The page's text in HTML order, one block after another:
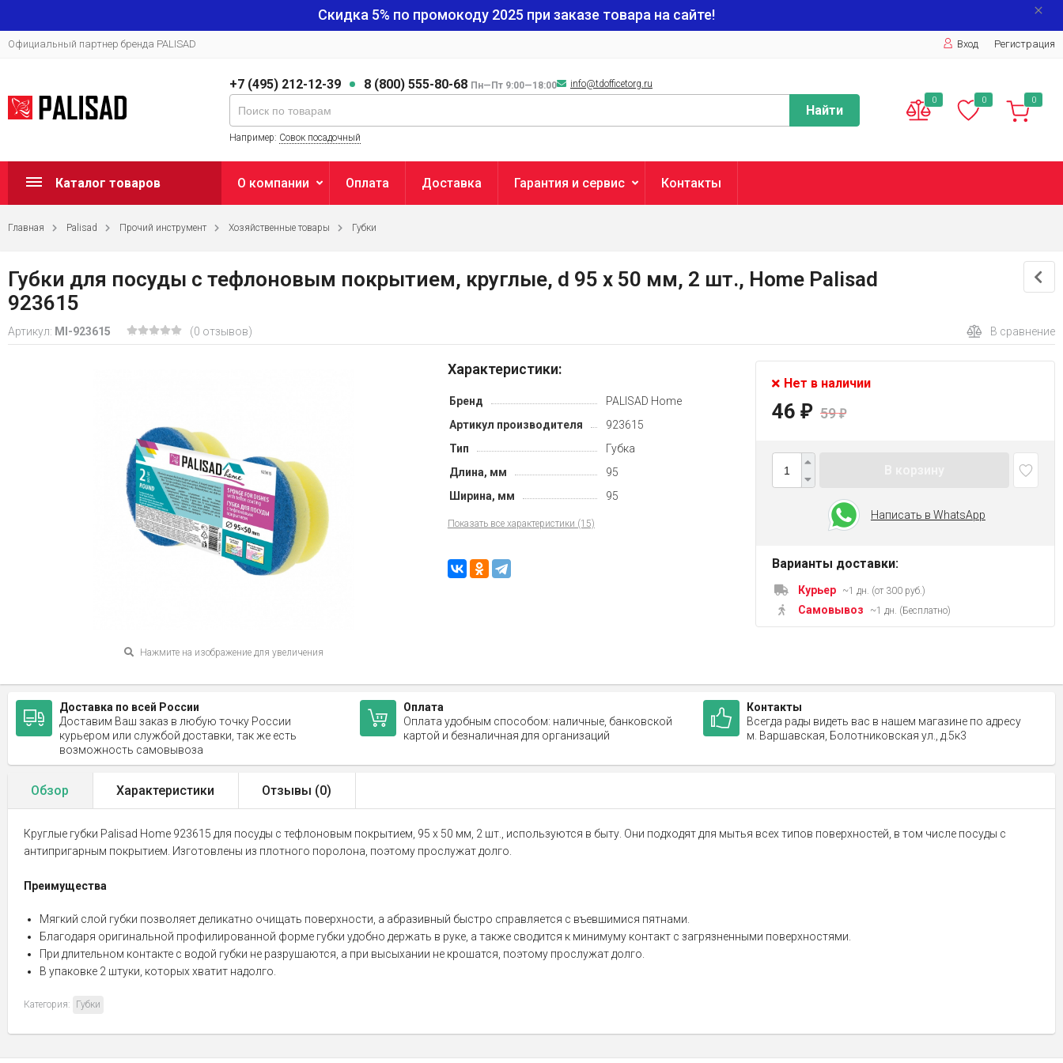
Скидка 5% по промокоду 2025 при заказе товара на сайте!
Официальный партнер бренда PALISAD Вход Регистрация
+7 (495) 212-12-39 8 (800) 555-80-68 Пн—Пт 9:00—18:00 info@tdofficetorg.ru
Найти
Например: Совок посадочный
0 0 0
Каталог товаров О компании Оплата Доставка Гарантия и сервис Контакты
Главная Palisad Прочий инструмент Хозяйственные товары Губки
Губки для посуды c тефлоновым покрытием, круглые, d 95 x 50 мм, 2 шт., Home Palisad
923615
Артикул: MI-923615 (0 отзывов) В сравнение
Нажмите на изображение для увеличения
Характеристики:
Бренд
PALISAD Home
Артикул производителя
923615
Тип
Губка
Длина, мм
95
Ширина, мм
95
Показать все характеристики (15)
Нет в наличии
46 ₽ 59₽
Написать в WhatsApp
Варианты доставки:
Курьер ~1 дн. (от 300 руб.)
Самовывоз ~1 дн. (Бесплатно)
Доставка по всей России
Доставим Ваш заказ в любую точку России
курьером или службой доставки, так же есть
возможность самовывоза
Оплата
Оплата удобным способом: наличные, банковской
картой и безналичная для организаций
Контакты
Всегда рады видеть вас в нашем магазине по адресу
м. Варшавская, Болотниковская ул., д.5к3
Обзор Характеристики Отзывы (0)
Круглые губки Palisad Home 923615 для посуды с тефлоновым покрытием, 95 х 50 мм, 2 шт., используются в быту. Они подходят для мытья всех типов поверхностей, в том числе посуды с
антипригарным покрытием. Изготовлены из плотного поролона, поэтому прослужат долго.
Преимущества
Мягкий слой губки позволяет деликатно очищать поверхности, а абразивный быстро справляется с въевшимися пятнами.
Благодаря оригинальной профилированной форме губки удобно держать в руке, а также сводится к минимуму контакт с загрязненными поверхностями.
При длительном контакте с водой губки не разрушаются, а при высыхании не крошатся, поэтому прослужат долго.
В упаковке 2 штуки, которых хватит надолго.
Категория: Губки